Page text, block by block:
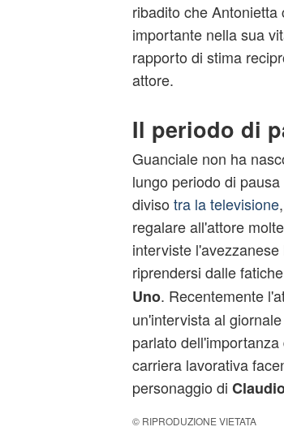
ribadito che
importante nella sua
rapporto di stima
attore.
Il periodo di
Guanciale non ha
lungo periodo di
diviso tra la televisione
regalare all'attore
interviste
riprendersi dalle
Uno. Recentemente
un'intervista al
parlato
carriera lavorativa
personaggio di
© RIPRODUZIONE VIETATA